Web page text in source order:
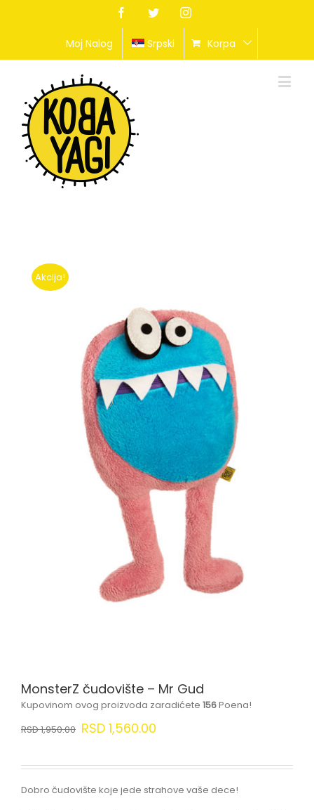
FacebookTwitterInstagram
Moj Nalog Srpski Korpa
Akcija!
MonsterZ čudovište – Mr Gud
Kupovinom ovog proizvoda zaradićete 156Poena!
RSD1,950.00 RSD 1,560.00
Dobro čudovište koje jede strahove vaše dece!